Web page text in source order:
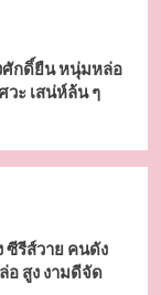
ศักดิ์ยืน หนุ่มหล่อ
ะ เสน่ห์ล้น ๆ
ซีรีส์วาย คนดัง
อ สูง งามดีจัด